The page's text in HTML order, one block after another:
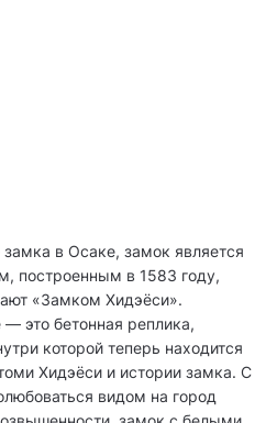
в Осаке, замок является
построенным в 1583 году,
«Замком Хидэёси».
это бетонная реплика,
которой теперь находится
Хидэёси и истории замка. С
видом на город